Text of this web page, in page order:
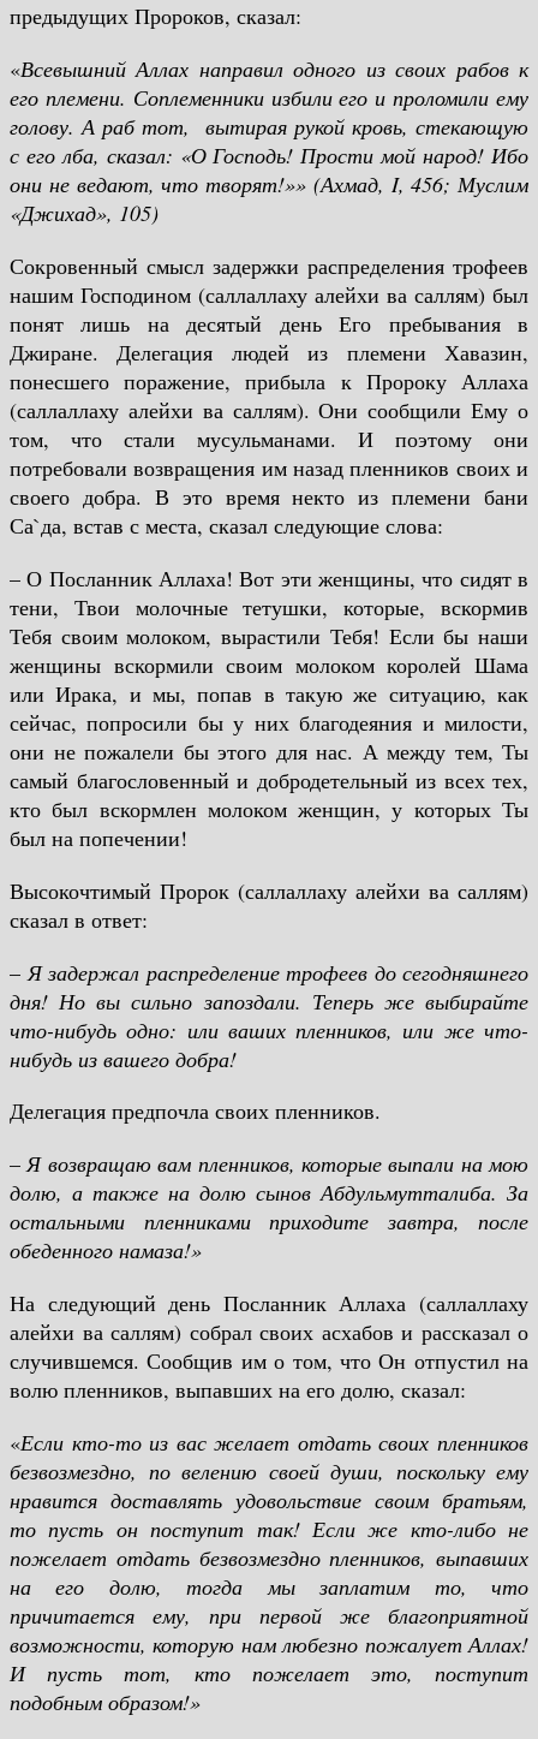
предыдущих Пророков, сказал:
«Всевышний Аллах направил одного из своих рабов к
его племени. Соплеменники избили его и проломили ему
голову. А раб тот, вытирая рукой кровь, стекающую
с его лба, сказал: «О Господь! Прости мой народ! Ибо
они не ведают, что творят!»» (Ахмад, I, 456; Муслим
«Джихад», 105)
Сокровенный смысл задержки распределения трофеев
нашим Господином (саллаллаху алейхи ва саллям) был
понят лишь на десятый день Его пребывания в
Джиране. Делегация людей из племени Хавазин,
понесшего поражение, прибыла к Пророку Аллаха
(саллаллаху алейхи ва саллям). Они сообщили Ему о
том, что стали мусульманами. И поэтому они
потребовали возвращения им назад пленников своих и
своего добра. В это время некто из племени бани
Са`да, встав с места, сказал следующие слова:
– О Посланник Аллаха! Вот эти женщины, что сидят в
тени, Твои молочные тетушки, которые, вскормив
Тебя своим молоком, вырастили Тебя! Если бы наши
женщины вскормили своим молоком королей Шама
или Ирака, и мы, попав в такую же ситуацию, как
сейчас, попросили бы у них благодеяния и милости,
они не пожалели бы этого для нас. А между тем, Ты
самый благословенный и добродетельный из всех тех,
кто был вскормлен молоком женщин, у которых Ты
был на попечении!
Высокочтимый Пророк (саллаллаху алейхи ва саллям)
сказал в ответ:
– Я задержал распределение трофеев до сегодняшнего
дня! Но вы сильно запоздали. Теперь же выбирайте
что-нибудь одно: или ваших пленников, или же что-
нибудь из вашего добра!
Делегация предпочла своих пленников.
–Я возвращаю вам пленников, которые выпали на мою
долю, а также на долю сынов Абдульмутталиба. За
остальными пленниками приходите завтра, после
обеденного намаза!»
На следующий день Посланник Аллаха (саллаллаху
алейхи ва саллям) собрал своих асхабов и рассказал о
случившемся. Сообщив им о том, что Он отпустил на
волю пленников, выпавших на его долю, сказал:
«Если кто-то из вас желает отдать своих пленников
безвозмездно, по велению своей души, поскольку ему
нравится доставлять удовольствие своим братьям,
то пусть он поступит так! Если же кто-либо не
пожелает отдать безвозмездно пленников, выпавших
на его долю, тогда мы заплатим то, что
причитается ему, при первой же благоприятной
возможности, которую нам любезно пожалует Аллах!
И пусть тот, кто пожелает это, поступит
подобным образом!»